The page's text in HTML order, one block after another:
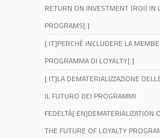
RETURN ON INVESTMENT (ROI) IN
PROGRAMS[:]
[:IT]PERCHÉ INCLUDERE LA
PROGRAMMA DI LOYALTY[:]
[:IT]LA DEMATERIALIZZAZIONE
IL FUTURO DEI PROGRAMMI
FEDELTÀ[:EN]DEMATERIALIZATION
THE FUTURE OF LOYALTY